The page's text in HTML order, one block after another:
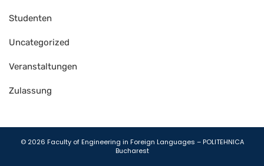
Studenten
Uncategorized
Veranstaltungen
Zulassung